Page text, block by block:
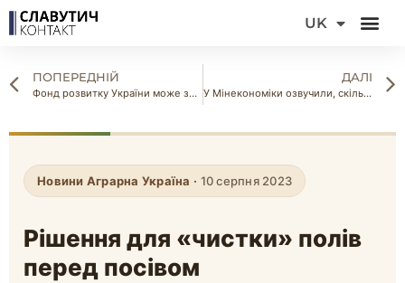
UK
FR
ПОПЕРЕДНІЙ
Фонд розвитку України може залучити до $7 млрд інвестицій у сільське господарство
ДАЛІ
У Мінекономіки озвучили, скільки земельних угідь вдасться повернути у використання за 10 років
Новини Аграрна Україна · 10 серпня 2023
Рішення для «чистки» полів
перед посівом